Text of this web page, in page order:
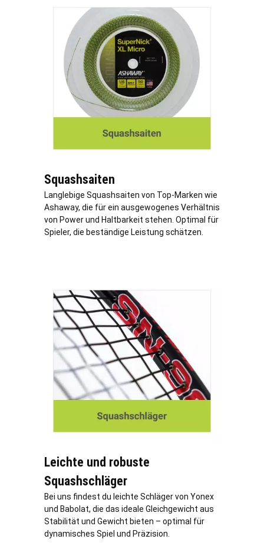
Squashsaiten
Langlebige Squashsaiten von Top-Marken wie
Ashaway, die für ein ausgewogenes Verhältnis
von Power und Haltbarkeit stehen. Optimal für
Spieler, die beständige Leistung schätzen.
Leichte und robuste
Squashschläger
Bei uns findest du leichte Schläger von Yonex
und Babolat, die das ideale Gleichgewicht aus
Stabilität und Gewicht bieten – optimal für
dynamisches Spiel und Präzision.